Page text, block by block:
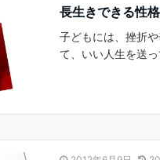
長生きできる性
子どもには、挫折
て、いい人生を送